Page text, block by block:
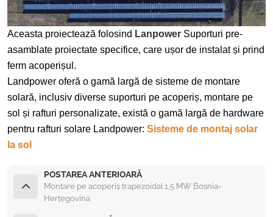
Aceasta proiectează folosind Lanpower Suporturi pre-
asamblate proiectate specifice, care ușor de instalat și prind
ferm acoperișul.
Landpower oferă o gamă largă de sisteme de montare
solară, inclusiv diverse suporturi pe acoperiș, montare pe
sol și rafturi personalizate, există o gamă largă de hardware
pentru rafturi solare Landpower: Sisteme de montaj solar
la sol
POSTAREA ANTERIOARĂ
Montare pe acoperiș trapezoidal 1,5 MW Bosnia-
Herțegovina